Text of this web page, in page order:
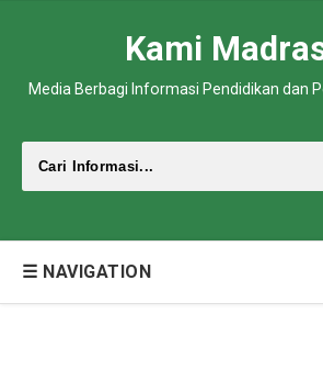
Kami
Media Berbagi Informasi Pendidikan dan
☰ NAVIGATION